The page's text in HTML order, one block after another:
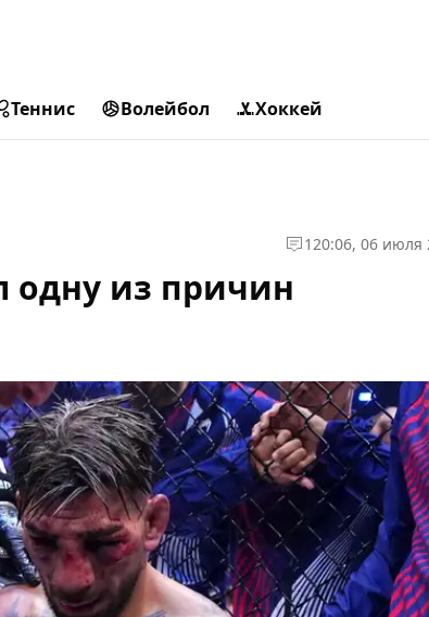
Теннис Волейбол Хоккей
120:06, 06 июля
одну из причин